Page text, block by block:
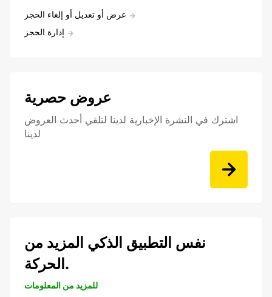
عرض أو تعديل أو إلغاء الحجز
إدارة الحجز
عروض حصرية
اشترك في النشرة الإخبارية لدينا لتلقي أحدث العروض
لدينا
نفس التطبيق الذكي المزيد من
الحركة.
للمزيد من المعلومات